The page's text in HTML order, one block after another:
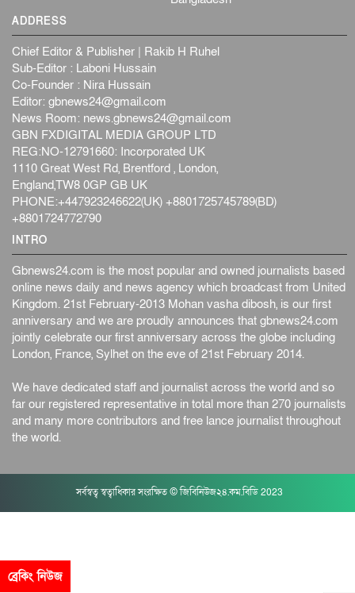
ADDRESS
Chief Editor & Publisher | Rakib H Ruhel
Sub-Editor : Laboni Hussain
Co-Founder : Nira Hussain
Editor: gbnews24@gmail.com
News Room: news.gbnews24@gmail.com
GBN FXDIGITAL MEDIA GROUP LTD
REG:NO-12791660: Incorporated UK
1110 Great West Rd, Brentford , London,
England,TW8 0GP GB UK
PHONE:+447923246622(UK) +8801725745789(BD)
+8801724772790
INTRO
Gbnews24.com is the most popular and owned journalists based
online news daily and news agency which broadcast from United
Kingdom. 21st February-2013 Mohan vasha dibosh, is our first
anniversary and we are proudly announces that gbnews24.com
jointly celebrate our first anniversary across the globe including
London, France, Sylhet on the eve of 21st February 2014.
We have dedicated staff and journalist across the world and so
far our registered representative in total more than 270 journalists
and many more contributors and free lance journalist throughout
the world.
সর্বস্বত্ব স্বত্বাধিকার সংরক্ষিত © জিবিনিউজ২৪.কম.বিডি 2023
ব্রেকিং নিউজ